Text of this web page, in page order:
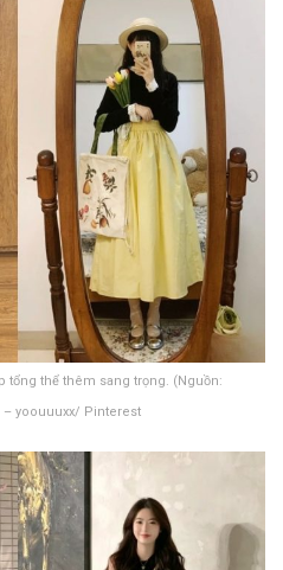
tổng thể thêm sang trọng. (Nguồn:
yoouuuxx/ Pinterest